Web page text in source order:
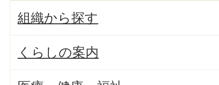
組織から探す
くらしの案内